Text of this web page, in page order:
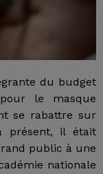
du budget
le masque
se rabattre sur
présent, il était
public à une
nationale